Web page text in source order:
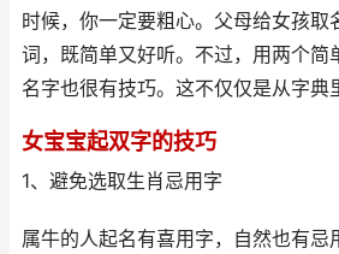
时候，你一定要粗心。父母给女孩取
词，既简单又好听。不过，用两个简
名字也很有技巧。这不仅仅是从字典
女宝宝起双字的技巧
1、避免选取生肖忌用字
属牛的人起名有喜用字，自然也有忌